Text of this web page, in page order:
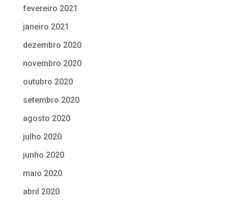
fevereiro 2021
janeiro 2021
dezembro 2020
novembro 2020
outubro 2020
setembro 2020
agosto 2020
julho 2020
junho 2020
maio 2020
abril 2020